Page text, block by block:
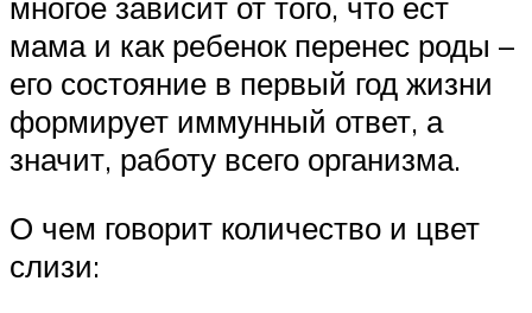
мама и как ребенок перенес роды –
его состояние в первый год жизни
формирует иммунный ответ, а
значит, работу всего организма.
О чем говорит количество и цвет
слизи: